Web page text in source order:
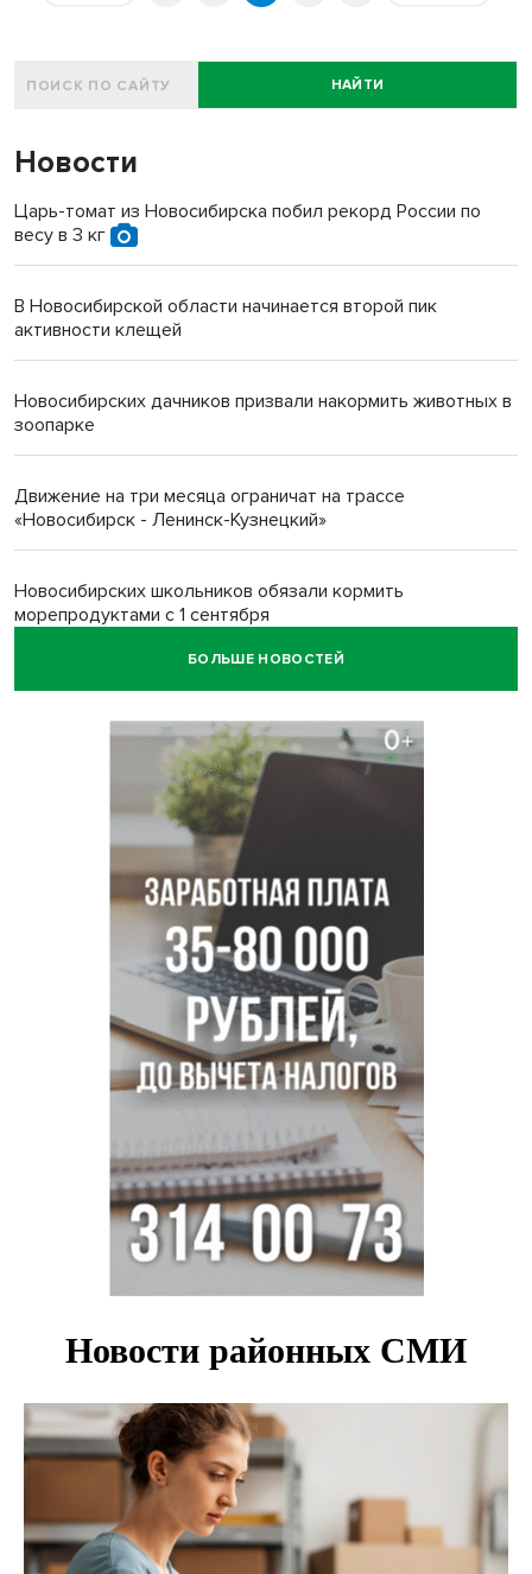
НАЙТИ
Новости
Царь-томат из Новосибирска побил рекорд России по
весу в 3 кг
В Новосибирской области начинается второй пик
активности клещей
Новосибирских дачников призвали накормить животных в
зоопарке
Движение на три месяца ограничат на трассе
«Новосибирск - Ленинск-Кузнецкий»
Новосибирских школьников обязали кормить
морепродуктами с 1 сентября
Июль-2026 вошел в топ-6 самых жарких за все время
Секрет при выборе макарон раскрыла новосибирцам
эксперт Ольга Широкова
Перец-змея вырос в огороде жительницы
Полная программа празднования Дня физкультурника
опубликована в Новосибирске
БОЛЬШЕ НОВОСТЕЙ